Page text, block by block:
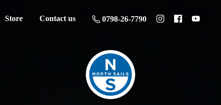
Store Contact us 0798-26-7790